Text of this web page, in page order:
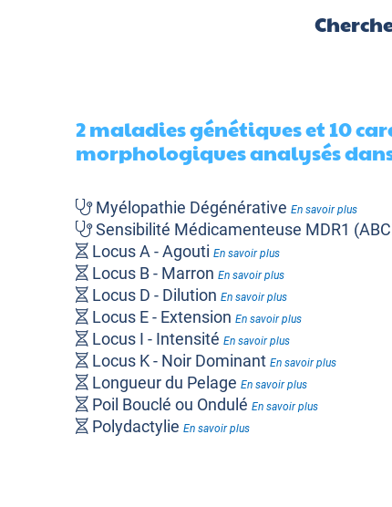
2 maladies génétiques et 10
morphologiques analysés
Myélopathie Dégénérative En savoir plus
Sensibilité Médicamenteuse MDR1
Locus A - Agouti En savoir plus
Locus B - Marron En savoir plus
Locus D - Dilution En savoir plus
Locus E - Extension En savoir plus
Locus I - Intensité En savoir plus
Locus K - Noir Dominant En savoir plus
Longueur du Pelage En savoir plus
Poil Bouclé ou Ondulé En savoir plus
Polydactylie En savoir plus